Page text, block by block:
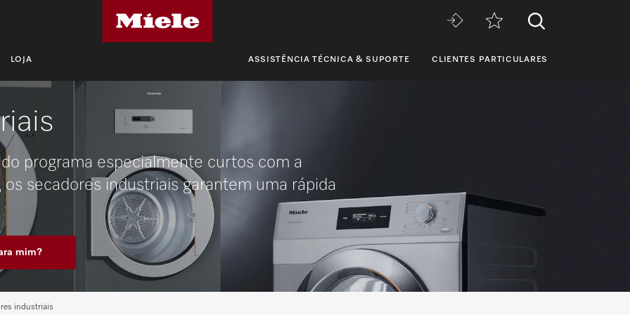
LOJA ASSISTÊNCIA TÉCNICA & SUPORTE CLIENTES PARTICULARES
programa especialmente curtos com a
secadores industriais garantem uma rápida
mim?
industriais